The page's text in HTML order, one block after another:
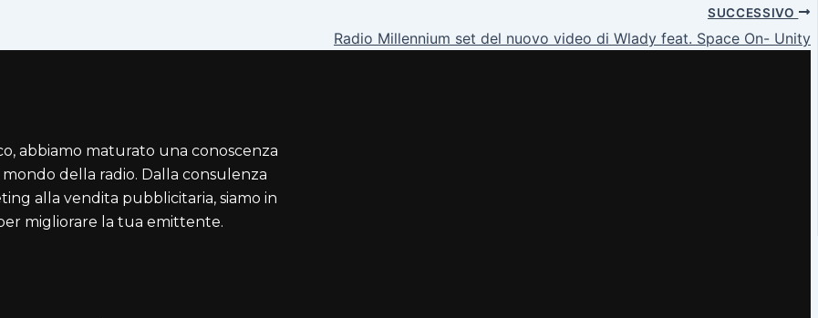
SUCCESSIVO
Radio Millennium set del nuovo video di Wlady feat. Space On- Unity
abbiamo maturato una conoscenza
della radio. Dalla consulenza
alla vendita pubblicitaria, siamo in
migliorare la tua emittente.